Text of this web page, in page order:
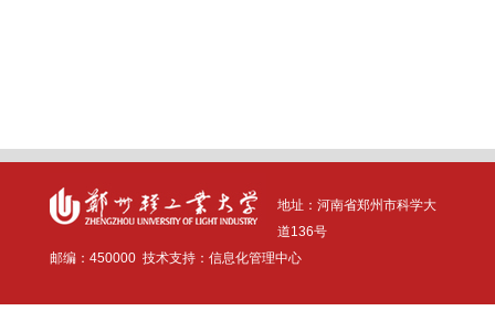
地址：河南省郑州市科学大
道136号
邮编： 450000 技术支持：信息化管理中心